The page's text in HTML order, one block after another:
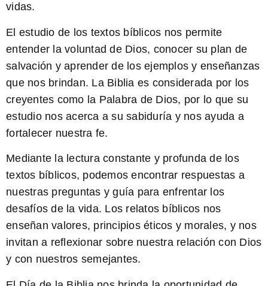
vidas.
El estudio de los textos bíblicos nos permite
entender la voluntad de Dios, conocer su plan de
salvación y aprender de los ejemplos y enseñanzas
que nos brindan. La Biblia es considerada por los
creyentes como la Palabra de Dios, por lo que su
estudio nos acerca a su sabiduría y nos ayuda a
fortalecer nuestra fe.
Mediante la lectura constante y profunda de los
textos bíblicos, podemos encontrar respuestas a
nuestras preguntas y guía para enfrentar los
desafíos de la vida. Los relatos bíblicos nos
enseñan valores, principios éticos y morales, y nos
invitan a reflexionar sobre nuestra relación con Dios
y con nuestros semejantes.